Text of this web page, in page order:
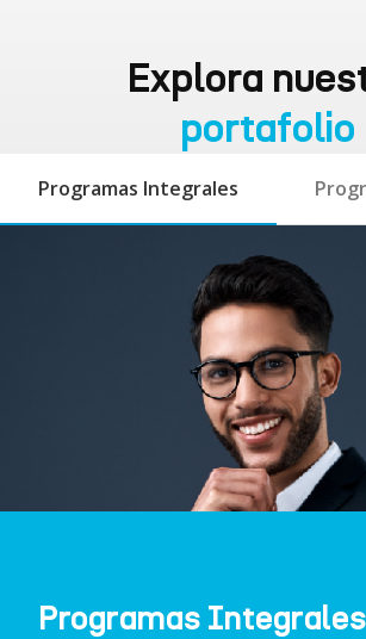
Explora
portafolio
Programas Integrales
Programas Integrales